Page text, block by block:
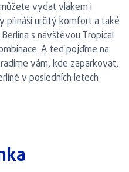
vydat vlakem i
přináší určitý komfort a také
s návštěvou Tropical
A teď pojďme na
vám, kde zaparkovat,
v posledních letech